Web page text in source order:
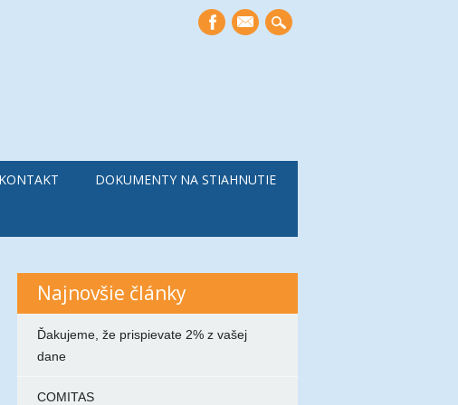
mail
KONTAKT DOKUMENTY NA STIAHNUTIE
Najnovšie články
Ďakujeme, že prispievate 2% z vašej
dane
COMITAS